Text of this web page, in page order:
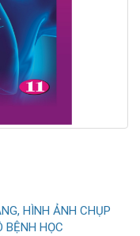
HÌNH ẢNH CHỤP
BỆNH HỌC